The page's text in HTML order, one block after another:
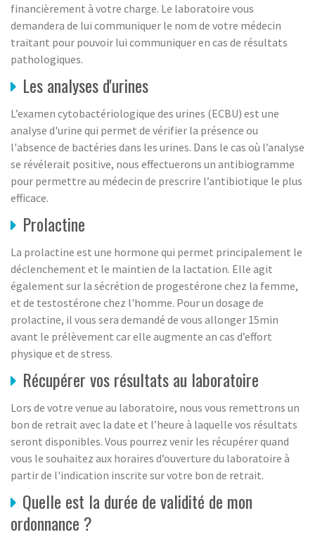
financièrement à votre charge. Le laboratoire vous
demandera de lui communiquer le nom de votre médecin
traitant pour pouvoir lui communiquer en cas de résultats
pathologiques.
Les analyses d'urines
L’examen cytobactériologique des urines (ECBU) est une
analyse d'urine qui permet de vérifier la présence ou
l'absence de bactéries dans les urines. Dans le cas où l’analyse
se révélerait positive, nous effectuerons un antibiogramme
pour permettre au médecin de prescrire l’antibiotique le plus
efficace.
Prolactine
La prolactine est une hormone qui permet principalement le
déclenchement et le maintien de la lactation. Elle agit
également sur la sécrétion de progestérone chez la femme,
et de testostérone chez l'homme. Pour un dosage de
prolactine, il vous sera demandé de vous allonger 15min
avant le prélèvement car elle augmente an cas d’effort
physique et de stress.
Récupérer vos résultats au laboratoire
Lors de votre venue au laboratoire, nous vous remettrons un
bon de retrait avec la date et l’heure à laquelle vos résultats
seront disponibles. Vous pourrez venir les récupérer quand
vous le souhaitez aux horaires d’ouverture du laboratoire à
partir de l'indication inscrite sur votre bon de retrait.
Quelle est la durée de validité de mon
ordonnance ?